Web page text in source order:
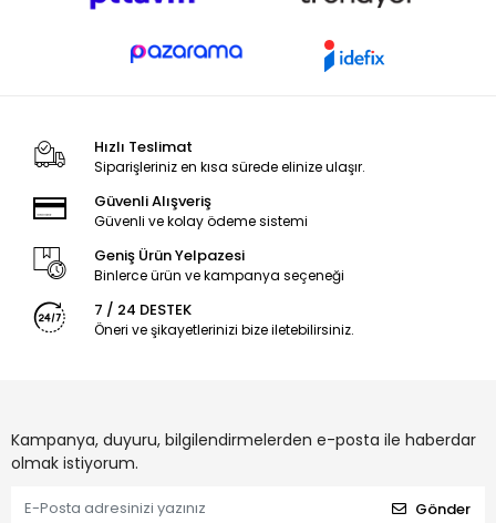
Hızlı Teslimat
Siparişleriniz en kısa sürede elinize ulaşır.
Güvenli Alışveriş
Güvenli ve kolay ödeme sistemi
Geniş Ürün Yelpazesi
Binlerce ürün ve kampanya seçeneği
7 / 24 DESTEK
Öneri ve şikayetlerinizi bize iletebilirsiniz.
Kampanya, duyuru, bilgilendirmelerden e-posta ile haberdar
olmak istiyorum.
Gönder